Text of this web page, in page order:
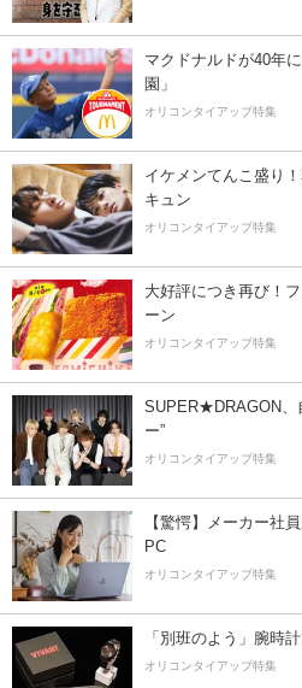
マクドナルドが40年
園」
オリコンタイアップ特集
イケメンてんこ盛り
キュン
オリコンタイアップ特集
大好評につき再び！
ーン
オリコンタイアップ特集
SUPER★DRAGON、
ー”
オリコンタイアップ特集
【驚愕】メーカー社
PC
オリコンタイアップ特集
「別班のよう」腕時
オリコンタイアップ特集